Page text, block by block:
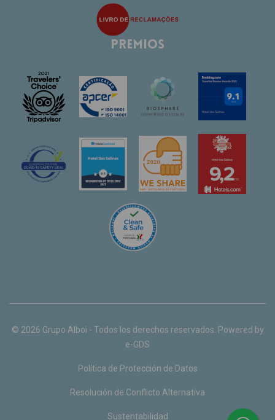
Premios
© 2026 Grupo Alboi - Todos los derechos reservados. Powered by
e-GDS
Política de Protección de Datos
Resolución de Conflicto Alternativa
Sustentabilidad